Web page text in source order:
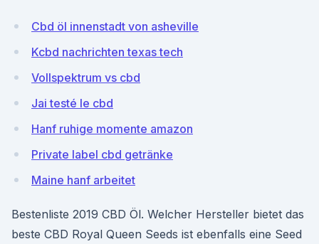
Cbd öl innenstadt von asheville
Kcbd nachrichten texas tech
Vollspektrum vs cbd
Jai testé le cbd
Hanf ruhige momente amazon
Private label cbd getränke
Maine hanf arbeitet
Bestenliste 2019 CBD Öl. Welcher Hersteller bietet das
beste CBD Royal Queen Seeds ist ebenfalls eine Seed